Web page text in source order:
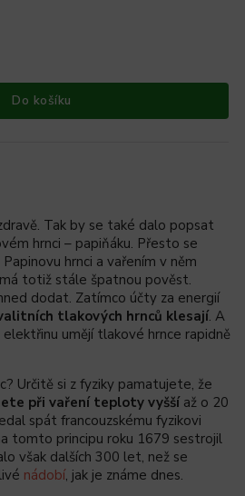
Do košíku
Tak by se také dalo popsat
hrnci – papiňáku. Přesto se
hrnci a vařením v něm
totiž stále špatnou pověst.
dodat. Zatímco účty za energií
tlakových hrnců klesají. A
umějí tlakové hrnce rapidně
Určitě si z fyziky pamatujete, že
při vaření teploty vyššíaž o 20
spát francouzskému fyzikovi
tomto principu roku 1679 sestrojil
však dalších 300 let, než se
nádobí, jak je známe dnes.